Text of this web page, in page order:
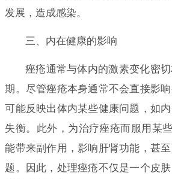
发展，造成感染。
三、内在健康的影响
痤疮通常与体内的激素变化密
期。尽管痤疮本身通常不会直接影
可能反映出体内某些健康问题，如
失衡。此外，为治疗痤疮而服用某
能带来副作用，影响肝肾功能，甚
题。因此，处理痤疮不仅是一个皮